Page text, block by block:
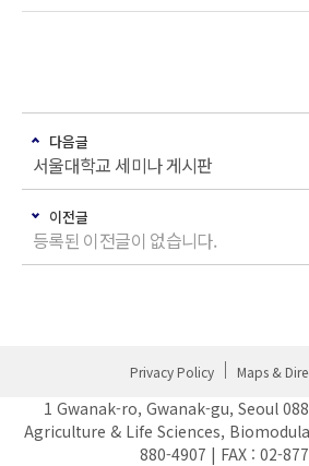
다음글
서울대학교 세미나 게시판
이전글
등록된 이전글이 없습니다.
Privacy Policy Maps &
1 Gwanak-ro, Gwanak-gu, Seoul
Agriculture & Life Sciences,
880-4907 | FAX : 02-